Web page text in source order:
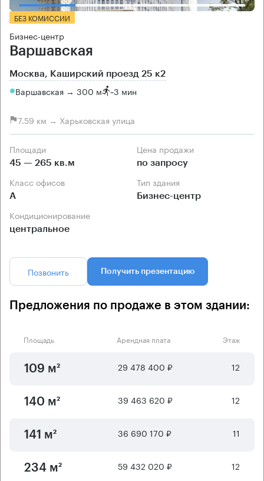
БЕЗ КОМИССИИ
Бизнес-центр
Варшавская
Москва, Каширский проезд 25 к2
Варшавская → 300 м ~3 мин
7.59 км → Харьковская улица
Площади
45 — 265 кв.м
Цена продажи
по запросу
Класс офисов
А
Тип здания
Бизнес-центр
Кондиционирование
центральное
Позвонить Получить презентацию
Предложения по продаже в этом здании:
Площадь Арендная плата Этаж
109 м² 29 478 400 ₽ 12
140 м² 39 463 620 ₽ 12
141 м² 36 690 170 ₽ 11
234 м² 59 432 020 ₽ 12